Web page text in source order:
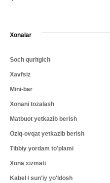
Xonalar
Soch quritgich
Xavfsiz
Mini-bar
Xonani tozalash
Matbuot yetkazib berish
Oziq-ovqat yetkazib berish
Tibbiy yordam to'plami
Xona xizmati
Kabel / sun'iy yo'ldosh